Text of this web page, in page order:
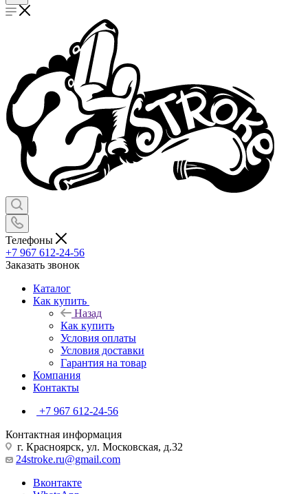
Телефоны
+7 967 612-24-56
Заказать звонок
Каталог
Как купить
Назад
Как купить
Условия оплаты
Условия доставки
Гарантия на товар
Компания
Контакты
+7 967 612-24-56
Контактная информация
г. Красноярск, ул. Московская, д.32
24stroke.ru@gmail.com
Вконтакте